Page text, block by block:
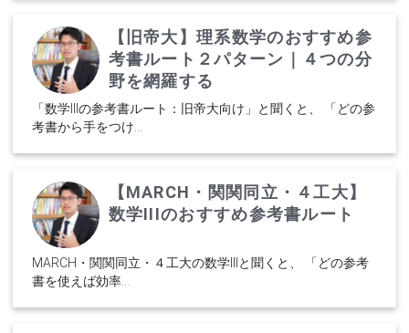
【旧帝大】理系数学のおすすめ参
考書ルート２パターン｜４つの分
野を網羅する
「数学IIIの参考書ルート：旧帝大向け」と聞くと、 「どの参
考書から手をつけ...
【MARCH・関関同立・４工大】
数学IIIのおすすめ参考書ルート
MARCH・関関同立・４工大の数学IIIと聞くと、 「どの参考
書を使えば効率...